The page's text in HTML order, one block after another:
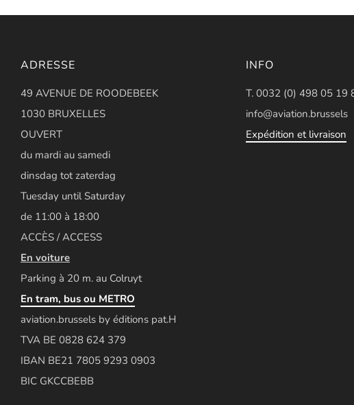
ADRESSE
49 AVENUE DE ROODEBEEK
1030 BRUXELLES
OUVERT
du mardi au samedi
dinsdag tot zaterdag
Tuesday until Saturday
de 11:00 à 18:00
ACCÈS / ACCESS
En voiture
Parking à 20 m. au Colruyt
En tram, bus ou METRO
aviation.brussels by éditions pat.H
TVA BE 0828 624 379
IBAN BE21 7805 9293 0903
BIC GKCCBEBB
INFO
T. 0032 (0) 498 05 19
info@aviation.brussels
Expédition et livraison